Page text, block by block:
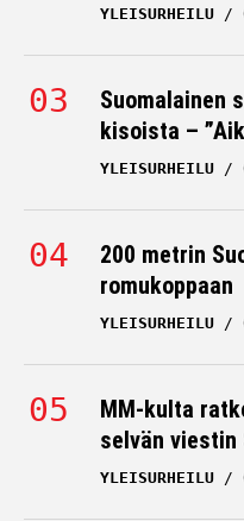
YLEISURHEILU
Suomalainen
kisoista –
YLEISURHEILU
200 metrin
romukoppaan
YLEISURHEILU
MM-kulta
selvän viestin
YLEISURHEILU